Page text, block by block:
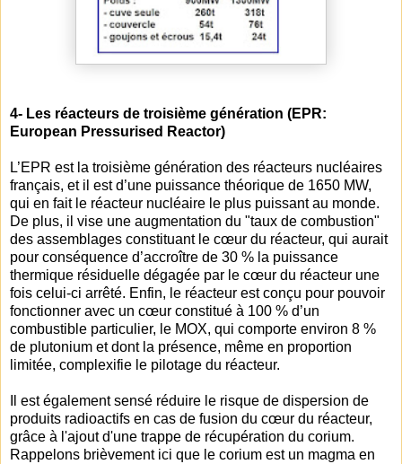
4- Les réacteurs de troisième génération (EPR:
European Pressurised Reactor)
L’EPR est la troisième génération des réacteurs nucléaires
français, et il est d’une puissance théorique de 1650 MW,
qui en fait le réacteur nucléaire le plus puissant au monde.
De plus, il vise une augmentation du "taux de combustion"
des assemblages constituant le cœur du réacteur, qui aurait
pour conséquence d’accroître de 30 % la puissance
thermique résiduelle dégagée par le cœur du réacteur une
fois celui-ci arrêté. Enfin, le réacteur est conçu pour pouvoir
fonctionner avec un cœur constitué à 100 % d’un
combustible particulier, le MOX, qui comporte environ 8 %
de plutonium et dont la présence, même en proportion
limitée, complexifie le pilotage du réacteur.
Il est également sensé réduire le risque de dispersion de
produits radioactifs en cas de fusion du cœur du réacteur,
grâce à l'ajout d'une trappe de récupération du corium.
Rappelons brièvement ici que le corium est un magma en